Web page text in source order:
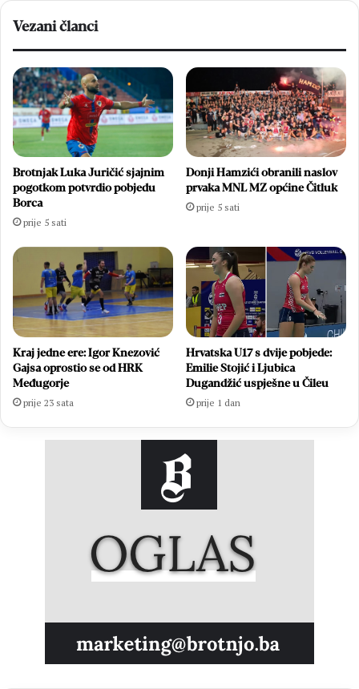
Vezani članci
Brotnjak Luka Juričić sjajnim
pogotkom potvrdio pobjedu
Borca
prije 5 sati
Donji Hamzići obranili naslov
prvaka MNL MZ općine Čitluk
prije 5 sati
Kraj jedne ere: Igor Knezović
Gajsa oprostio se od HRK
Međugorje
prije 23 sata
Hrvatska U17 s dvije pobjede:
Emilie Stojić i Ljubica
Dugandžić uspješne u Čileu
prije 1 dan